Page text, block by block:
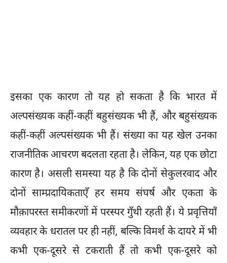
इसका एक कारण तो यह हो सकता है कि भारत में
अल्पसंख्यक कहीं-कहीं बहुसंख्यक भी हैं, और बहुसंख्यक
कहीं-कहीं अल्पसंख्यक भी हैं। संख्या का यह खेल उनका
राजनीतिक आचरण बदलता रहता है। लेकिन, यह एक छोटा
कारण है। असली समस्या यह है कि दोनों सेकुलरवाद और
दोनों साम्प्रदायिकताएँ हर समय संघर्ष और एकता के
मौक़ापरस्त समीकरणों में परस्पर गुँथी रहती हैं। ये प्रवृत्तियाँ
व्यवहार के धरातल पर ही नहीं, बल्कि विमर्श के दायरे में भी
कभी एक-दूसरे से टकराती हैं तो कभी एक-दूसरे को